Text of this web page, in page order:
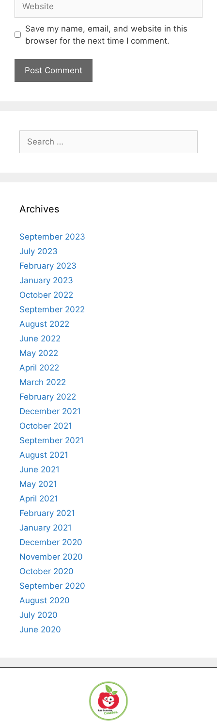
Save my name, email, and website in this
browser for the next time I comment.
Archives
September 2023
July 2023
February 2023
January 2023
October 2022
September 2022
August 2022
June 2022
May 2022
April 2022
March 2022
February 2022
December 2021
October 2021
September 2021
August 2021
June 2021
May 2021
April 2021
February 2021
January 2021
December 2020
November 2020
October 2020
September 2020
August 2020
July 2020
June 2020